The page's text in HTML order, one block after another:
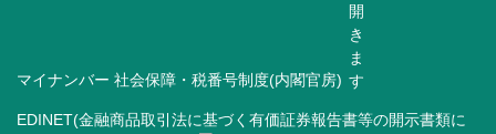
マイナンバー 社会保障・税番号制度(内閣官房)
EDINET(金融商品取引法に基づく有価証券報告書等の開示書類に